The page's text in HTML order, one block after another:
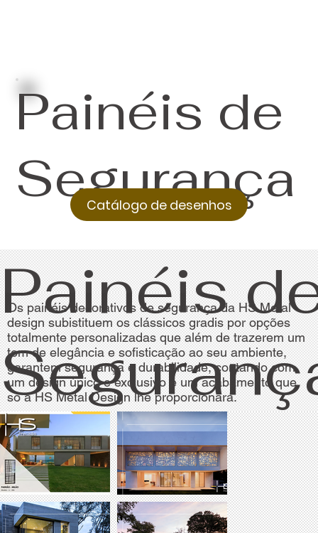
Painéis de
Segurança
Catálogo de desenhos
Painéis
Os painéis decorativos de segurança da HS Metal
design subistituem os clássicos gradis por opções
totalmente personalizadas que além de trazerem um
tom de elegância e sofisticação ao seu ambiente,
garantem segurança e durabilidade, contando com
um design único e exclusivo e um acabamento que
só a HS Metal Design lhe proporcionará.